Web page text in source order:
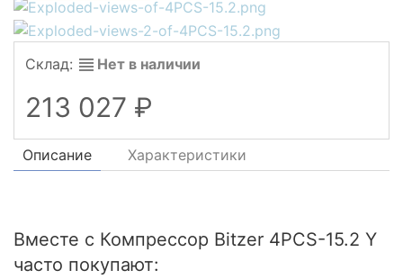
Склад: Нет в наличии
213 027
Описание Характеристики
Вместе с Компрессор Bitzer 4PCS-15.2 Y
часто покупают: